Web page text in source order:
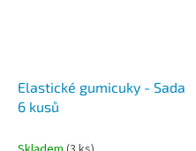
Elastické gumicuky - Sada
6 kusů